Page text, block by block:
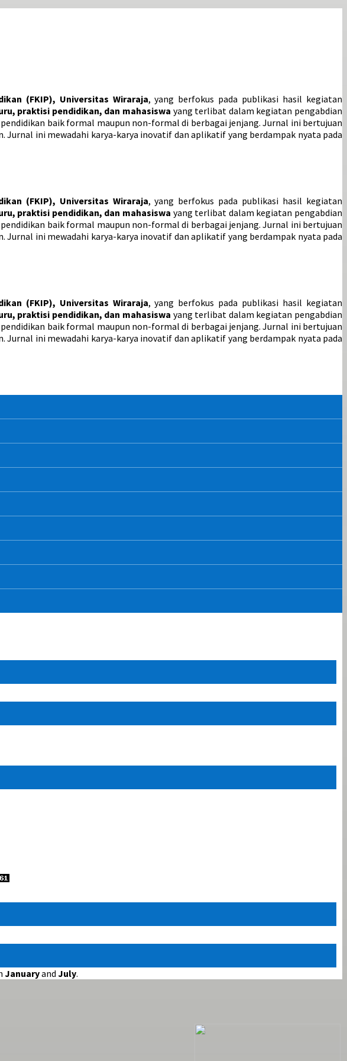
(FKIP), Universitas Wiraraja, yang berfokus pada publikasi hasil kegiatan
praktisi pendidikan, dan mahasiswa yang terlibat dalam kegiatan pengabdian
baik formal maupun non-formal di berbagai jenjang. Jurnal ini bertujuan
ini mewadahi karya-karya inovatif dan aplikatif yang berdampak nyata pada
(FKIP), Universitas Wiraraja, yang berfokus pada publikasi hasil kegiatan
praktisi pendidikan, dan mahasiswa yang terlibat dalam kegiatan pengabdian
baik formal maupun non-formal di berbagai jenjang. Jurnal ini bertujuan
ini mewadahi karya-karya inovatif dan aplikatif yang berdampak nyata pada
(FKIP), Universitas Wiraraja, yang berfokus pada publikasi hasil kegiatan
praktisi pendidikan, dan mahasiswa yang terlibat dalam kegiatan pengabdian
baik formal maupun non-formal di berbagai jenjang. Jurnal ini bertujuan
ini mewadahi karya-karya inovatif dan aplikatif yang berdampak nyata pada
Januaryand July.